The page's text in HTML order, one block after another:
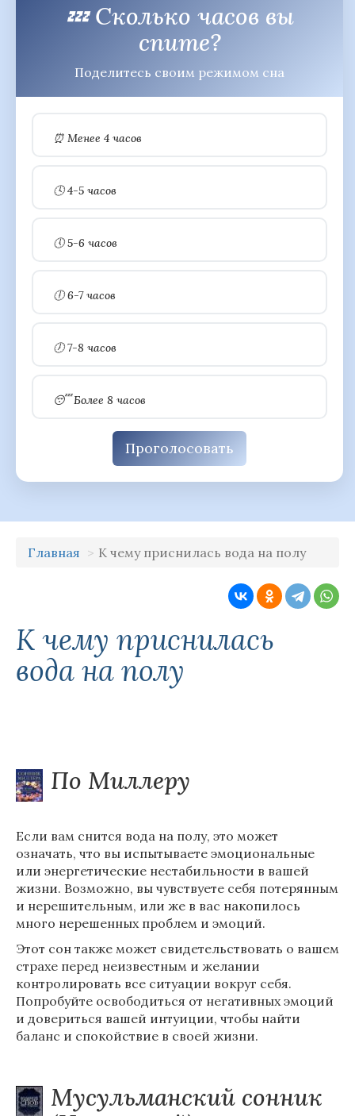
💤 Сколько часов вы
спите?
Поделитесь своим режимом сна
⏰ Менее 4 часов
🕓 4-5 часов
🕔 5-6 часов
🕕 6-7 часов
🕖 7-8 часов
😴 Более 8 часов
Проголосовать
Главная К чему приснилась вода на полу
К чему приснилась
вода на полу
По Миллеру
Если вам снится вода на полу, это может
означать, что вы испытываете эмоциональные
или энергетические нестабильности в вашей
жизни. Возможно, вы чувствуете себя потерянным
и нерешительным, или же в вас накопилось
много нерешенных проблем и эмоций.
Этот сон также может свидетельствовать о вашем
страхе перед неизвестным и желании
контролировать все ситуации вокруг себя.
Попробуйте освободиться от негативных эмоций
и довериться вашей интуиции, чтобы найти
баланс и спокойствие в своей жизни.
Мусульманский сонник